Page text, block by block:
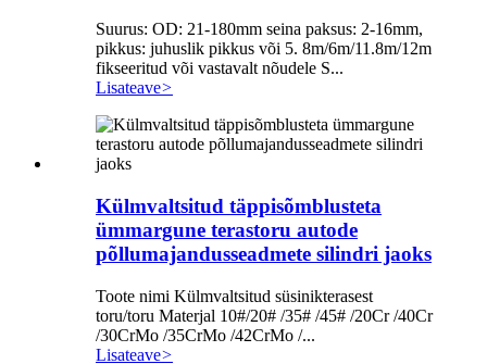
Suurus: OD: 21-180mm seina paksus: 2-16mm,
pikkus: juhuslik pikkus või 5. 8m/6m/11.8m/12m
fikseeritud või vastavalt nõudele S...
Lisateave>
Külmvaltsitud täppisõmblusteta
ümmargune terastoru autode
põllumajandusseadmete silindri jaoks
Toote nimi Külmvaltsitud süsinikterasest
toru/toru Materjal 10#/20# /35# /45# /20Cr /40Cr
/30CrMo /35CrMo /42CrMo /...
Lisateave>